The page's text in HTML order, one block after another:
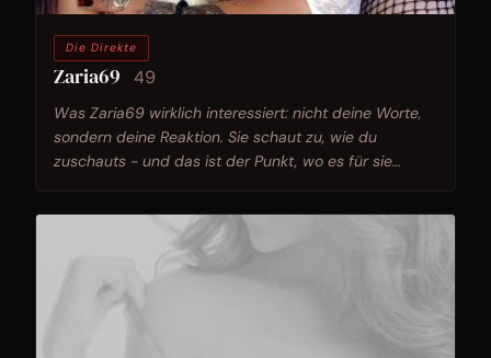
Die Direkte
Zaria69 49
Was Zaria69 wirklich interessiert: nicht deine Worte,
sondern deine Reaktion. Sie schaut zu, wie du
zuschauts - und das ist der Punkt, wo es für sie